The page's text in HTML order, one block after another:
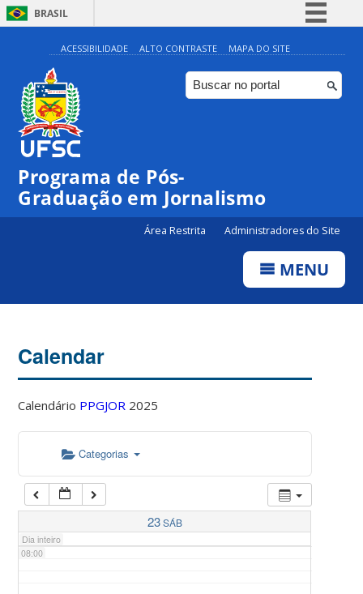
BRASIL
Simplifique!
Comunica BR
Participe
ACESSIBILIDADE ALTO CONTRASTE MAPA DO SITE
Programa de Pós-
Graduação em Jornalismo
Área Restrita Administradores do Site
MENU
Calendar
Calendário PPGJOR 2025
Categorias
23SÁB
Dia inteiro
04:00
05:00
07:00
08:00